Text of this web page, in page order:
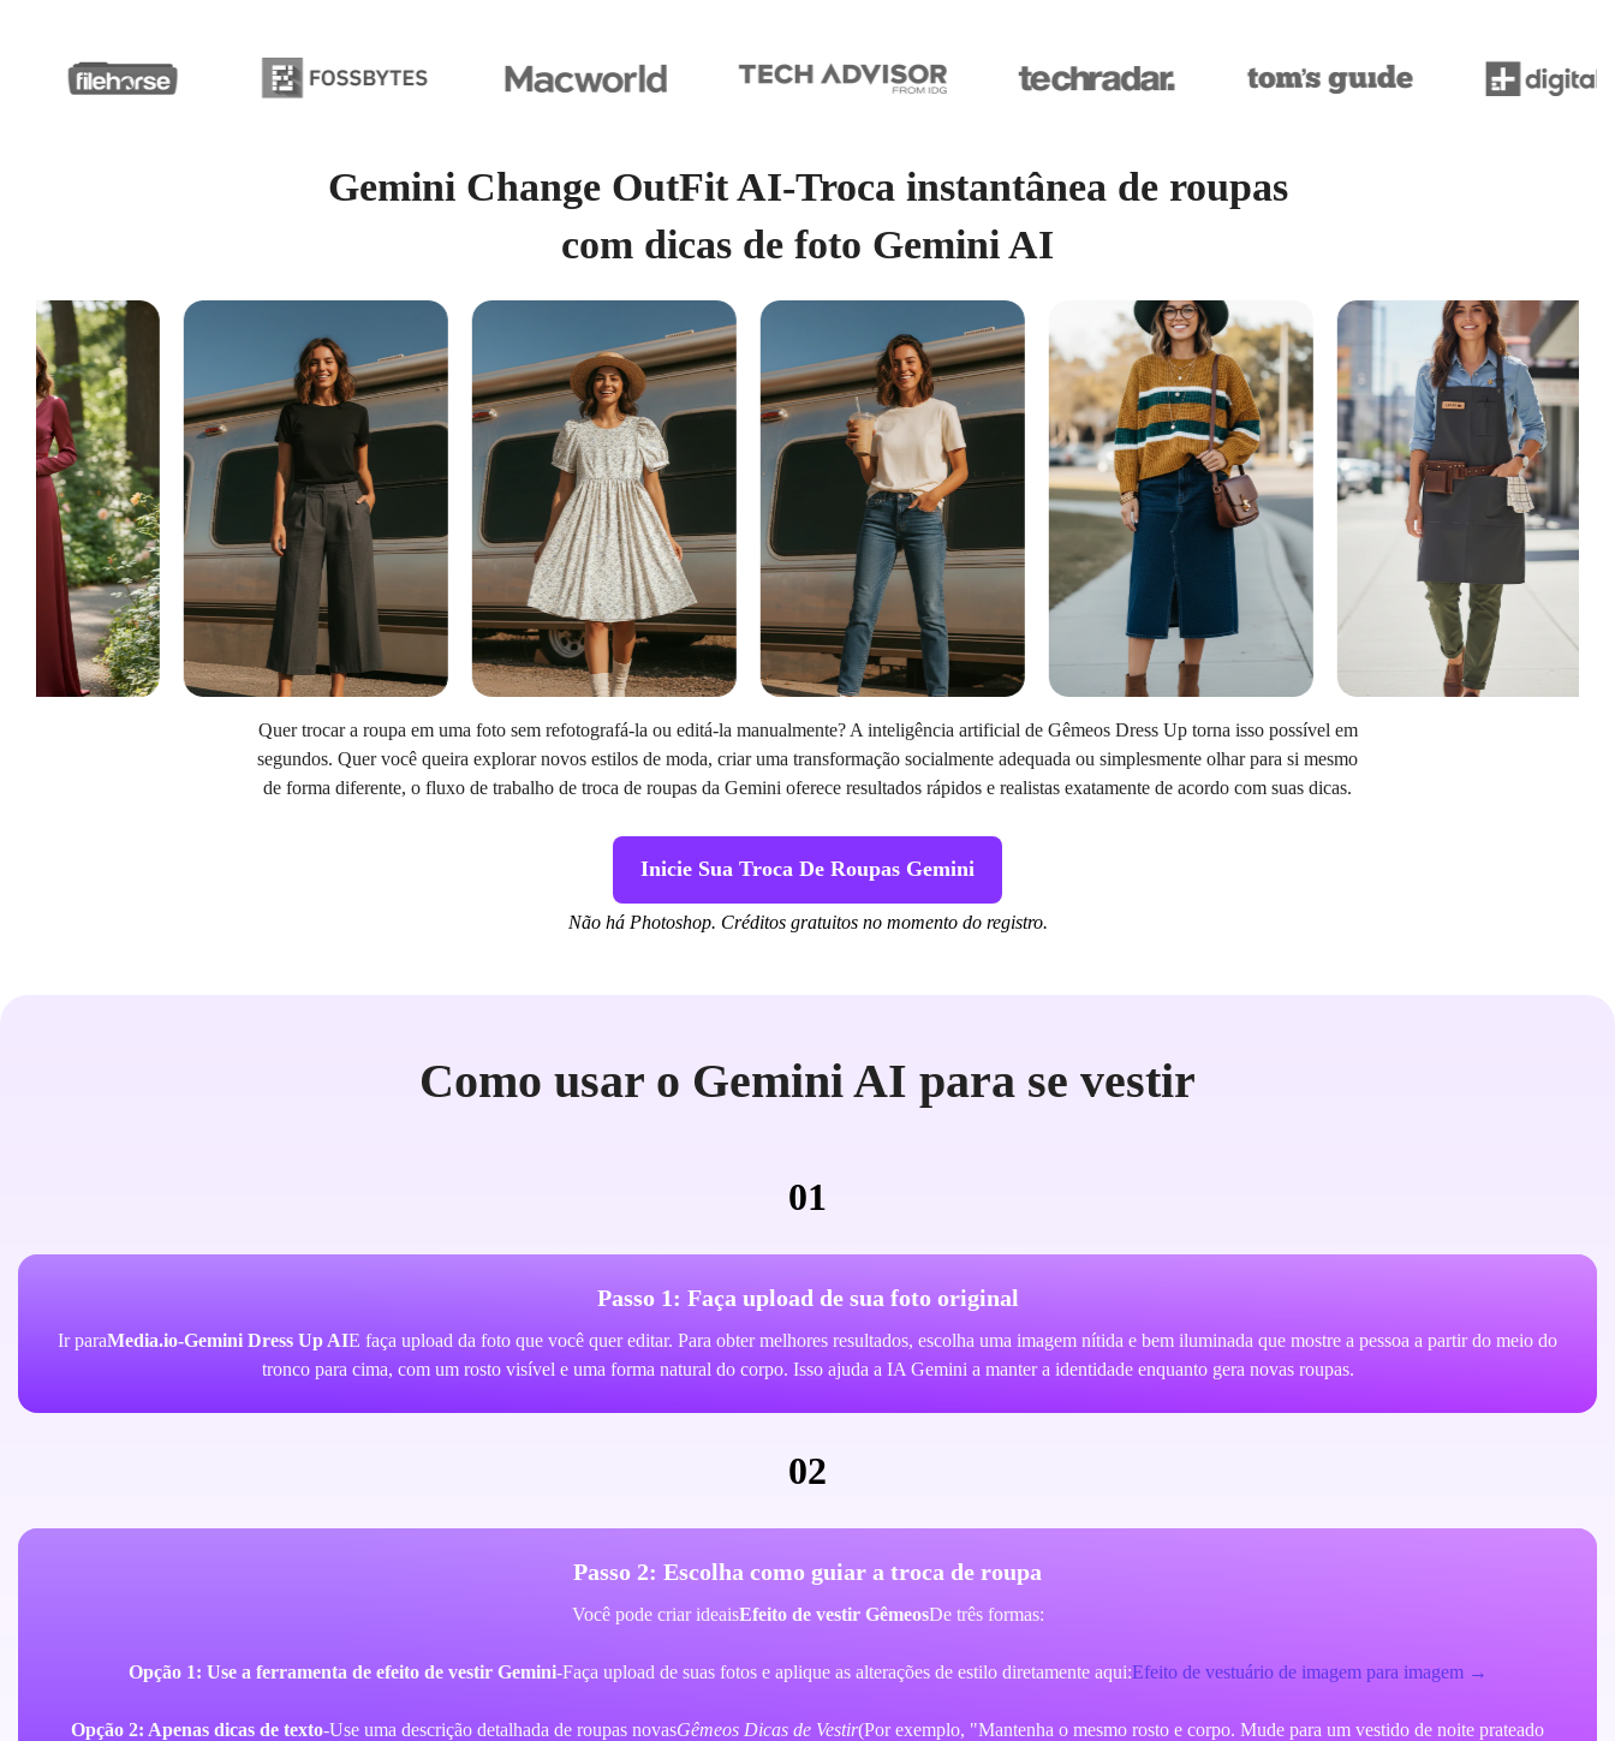
Gemini Change OutFit AI-Troca instantânea de roupas
com dicas de foto Gemini AI
Quer trocar a roupa em uma foto sem refotografá-la ou editá-la manualmente? A inteligência artificial de Gêmeos Dress Up torna isso possível em
segundos. Quer você queira explorar novos estilos de moda, criar uma transformação socialmente adequada ou simplesmente olhar para si mesmo
de forma diferente, o fluxo de trabalho de troca de roupas da Gemini oferece resultados rápidos e realistas exatamente de acordo com suas dicas.
Inicie Sua Troca De Roupas Gemini
Não há Photoshop. Créditos gratuitos no momento do registro.
Como usar o Gemini AI para se vestir
01
Passo 1: Faça upload de sua foto original
Ir paraMedia.io-Gemini Dress Up AIE faça upload da foto que você quer editar. Para obter melhores resultados, escolha uma imagem nítida e bem iluminada que mostre a pessoa a partir do meio do
tronco para cima, com um rosto visível e uma forma natural do corpo. Isso ajuda a IA Gemini a manter a identidade enquanto gera novas roupas.
02
Passo 2: Escolha como guiar a troca de roupa
Você pode criar ideaisEfeito de vestir GêmeosDe três formas:
Opção 1: Use a ferramenta de efeito de vestir Gemini-Faça upload de suas fotos e aplique as alterações de estilo diretamente aqui:Efeito de vestuário de imagem para imagem →
Opção 2: Apenas dicas de texto-Use uma descrição detalhada de roupas novasGêmeos Dicas de Vestir(Por exemplo, "Mantenha o mesmo rosto e corpo. Mude para um vestido de noite prateado